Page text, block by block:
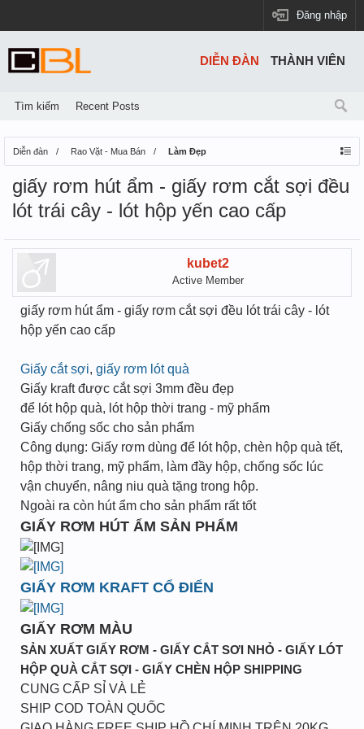
Đăng nhập
Diễn đàn Rao Vặt - Mua Bán Làm Đẹp
giấy rơm hút ẩm - giấy rơm cắt sợi đều
lót trái cây - lót hộp yến cao cấp
kubet2
Active Member
giấy rơm hút ẩm - giấy rơm cắt sợi đều lót trái cây - lót
hộp yến cao cấp
Giấy cắt sợi, giấy rơm lót quà
Giấy kraft được cắt sợi 3mm đều đẹp
để lót hộp quà, lót hộp thời trang - mỹ phẩm
Giấy chống sốc cho sản phẩm
Công dụng: Giấy rơm dùng để lót hộp, chèn hộp quà tết,
hộp thời trang, mỹ phẩm, làm đầy hộp, chống sốc lúc
vận chuyển, nâng niu quà tặng trong hộp.
Ngoài ra còn hút ẩm cho sản phẩm rất tốt
GIẤY RƠM HÚT ẨM SẢN PHẨM
GIẤY RƠM KRAFT CỔ ĐIỂN
GIẤY RƠM MÀU
SẢN XUẤT GIẤY RƠM - GIẤY CẮT SƠI NHỎ - GIẤY LÓT
HỘP QUÀ CẮT SỢI - GIẤY CHÈN HỘP SHIPPING
CUNG CẤP SỈ VÀ LẺ
SHIP COD TOÀN QUỐC
DIỄN ĐÀN
Tìm kiếm Recent Posts
THÀNH VIÊN